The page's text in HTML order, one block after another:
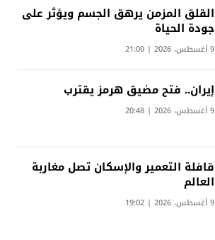
القلق المزمن يرهق الجسم ويؤثر على
جودة الحياة
9 أغسطس، 2026 | 21:00
إيران.. فتح مضيق هرمز يقترب
9 أغسطس، 2026 | 20:48
قافلة التعمير والإسكان تصل مغاربة
العالم
9 أغسطس، 2026 | 19:02